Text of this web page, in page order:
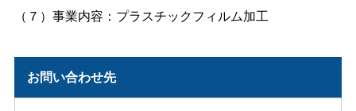
（７）事業内容：プラスチックフィルム加工
お問い合わせ先